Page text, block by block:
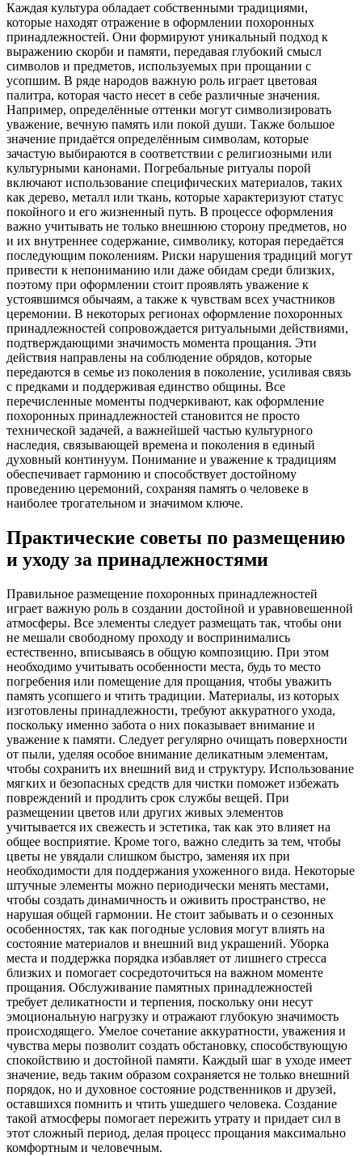
Каждая культура обладает собственными традициями,
которые находят отражение в оформлении похоронных
принадлежностей. Они формируют уникальный подход к
выражению скорби и памяти, передавая глубокий смысл
символов и предметов, используемых при прощании с
усопшим. В ряде народов важную роль играет цветовая
палитра, которая часто несет в себе различные значения.
Например, определённые оттенки могут символизировать
уважение, вечную память или покой души. Также большое
значение придаётся определённым символам, которые
зачастую выбираются в соответствии с религиозными или
культурными канонами. Погребальные ритуалы порой
включают использование специфических материалов, таких
как дерево, металл или ткань, которые характеризуют статус
покойного и его жизненный путь. В процессе оформления
важно учитывать не только внешнюю сторону предметов, но
и их внутреннее содержание, символику, которая передаётся
последующим поколениям. Риски нарушения традиций могут
привести к непониманию или даже обидам среди близких,
поэтому при оформлении стоит проявлять уважение к
устоявшимся обычаям, а также к чувствам всех участников
церемонии. В некоторых регионах оформление похоронных
принадлежностей сопровождается ритуальными действиями,
подтверждающими значимость момента прощания. Эти
действия направлены на соблюдение обрядов, которые
передаются в семье из поколения в поколение, усиливая связь
с предками и поддерживая единство общины. Все
перечисленные моменты подчеркивают, как оформление
похоронных принадлежностей становится не просто
технической задачей, а важнейшей частью культурного
наследия, связывающей времена и поколения в единый
духовный континуум. Понимание и уважение к традициям
обеспечивает гармонию и способствует достойному
проведению церемоний, сохраняя память о человеке в
наиболее трогательном и значимом ключе.
Практические советы по размещению
и уходу за принадлежностями
Правильное размещение похоронных принадлежностей
играет важную роль в создании достойной и уравновешенной
атмосферы. Все элементы следует размещать так, чтобы они
не мешали свободному проходу и воспринимались
естественно, вписываясь в общую композицию. При этом
необходимо учитывать особенности места, будь то место
погребения или помещение для прощания, чтобы уважить
память усопшего и чтить традиции. Материалы, из которых
изготовлены принадлежности, требуют аккуратного ухода,
поскольку именно забота о них показывает внимание и
уважение к памяти. Следует регулярно очищать поверхности
от пыли, уделяя особое внимание деликатным элементам,
чтобы сохранить их внешний вид и структуру. Использование
мягких и безопасных средств для чистки поможет избежать
повреждений и продлить срок службы вещей. При
размещении цветов или других живых элементов
учитывается их свежесть и эстетика, так как это влияет на
общее восприятие. Кроме того, важно следить за тем, чтобы
цветы не увядали слишком быстро, заменяя их при
необходимости для поддержания ухоженного вида. Некоторые
штучные элементы можно периодически менять местами,
чтобы создать динамичность и оживить пространство, не
нарушая общей гармонии. Не стоит забывать и о сезонных
особенностях, так как погодные условия могут влиять на
состояние материалов и внешний вид украшений. Уборка
места и поддержка порядка избавляет от лишнего стресса
близких и помогает сосредоточиться на важном моменте
прощания. Обслуживание памятных принадлежностей
требует деликатности и терпения, поскольку они несут
эмоциональную нагрузку и отражают глубокую значимость
происходящего. Умелое сочетание аккуратности, уважения и
чувства меры позволит создать обстановку, способствующую
спокойствию и достойной памяти. Каждый шаг в уходе имеет
значение, ведь таким образом сохраняется не только внешний
порядок, но и духовное состояние родственников и друзей,
оставшихся помнить и чтить ушедшего человека. Создание
такой атмосферы помогает пережить утрату и придает сил в
этот сложный период, делая процесс прощания максимально
комфортным и человечным.